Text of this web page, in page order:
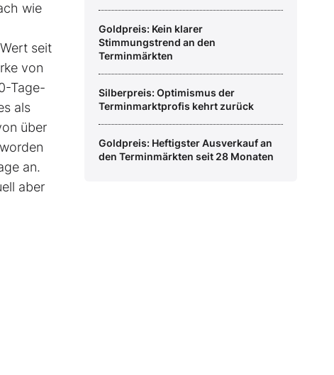
wie
seit
von
Tage-
als
über
an.
aber
Goldpreis: Kein klarer
Stimmungstrend an den
Terminmärkten
Silberpreis: Optimismus der
Terminmarktprofis kehrt zurück
Goldpreis: Heftigster Ausverkauf an
den Terminmärkten seit 28 Monaten